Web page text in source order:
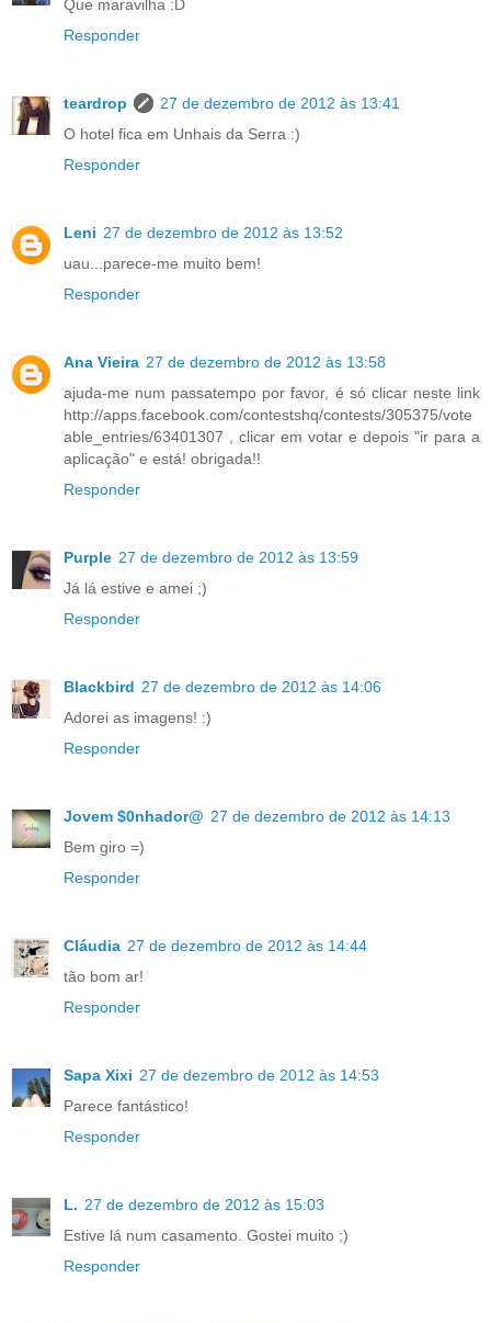
Que maravilha :D
Responder
teardrop
27 de dezembro de 2012 às 13:41
O hotel fica em Unhais da Serra :)
Responder
Leni 27 de dezembro de 2012 às 13:52
uau...parece-me muito bem!
Responder
Ana Vieira 27 de dezembro de 2012 às 13:58
ajuda-me num passatempo por favor, é só clicar neste link
http://apps.facebook.com/contestshq/contests/305375/vote
able_entries/63401307 , clicar em votar e depois "ir para a
aplicação" e está! obrigada!!
Responder
Purple 27 de dezembro de 2012 às 13:59
Já lá estive e amei ;)
Responder
Blackbird 27 de dezembro de 2012 às 14:06
Adorei as imagens! :)
Responder
Jovem $0nhador@ 27 de dezembro de 2012 às 14:13
Bem giro =)
Responder
Cláudia 27 de dezembro de 2012 às 14:44
tão bom ar!
Responder
Sapa Xixi 27 de dezembro de 2012 às 14:53
Parece fantástico!
Responder
L. 27 de dezembro de 2012 às 15:03
Estive lá num casamento. Gostei muito ;)
Responder